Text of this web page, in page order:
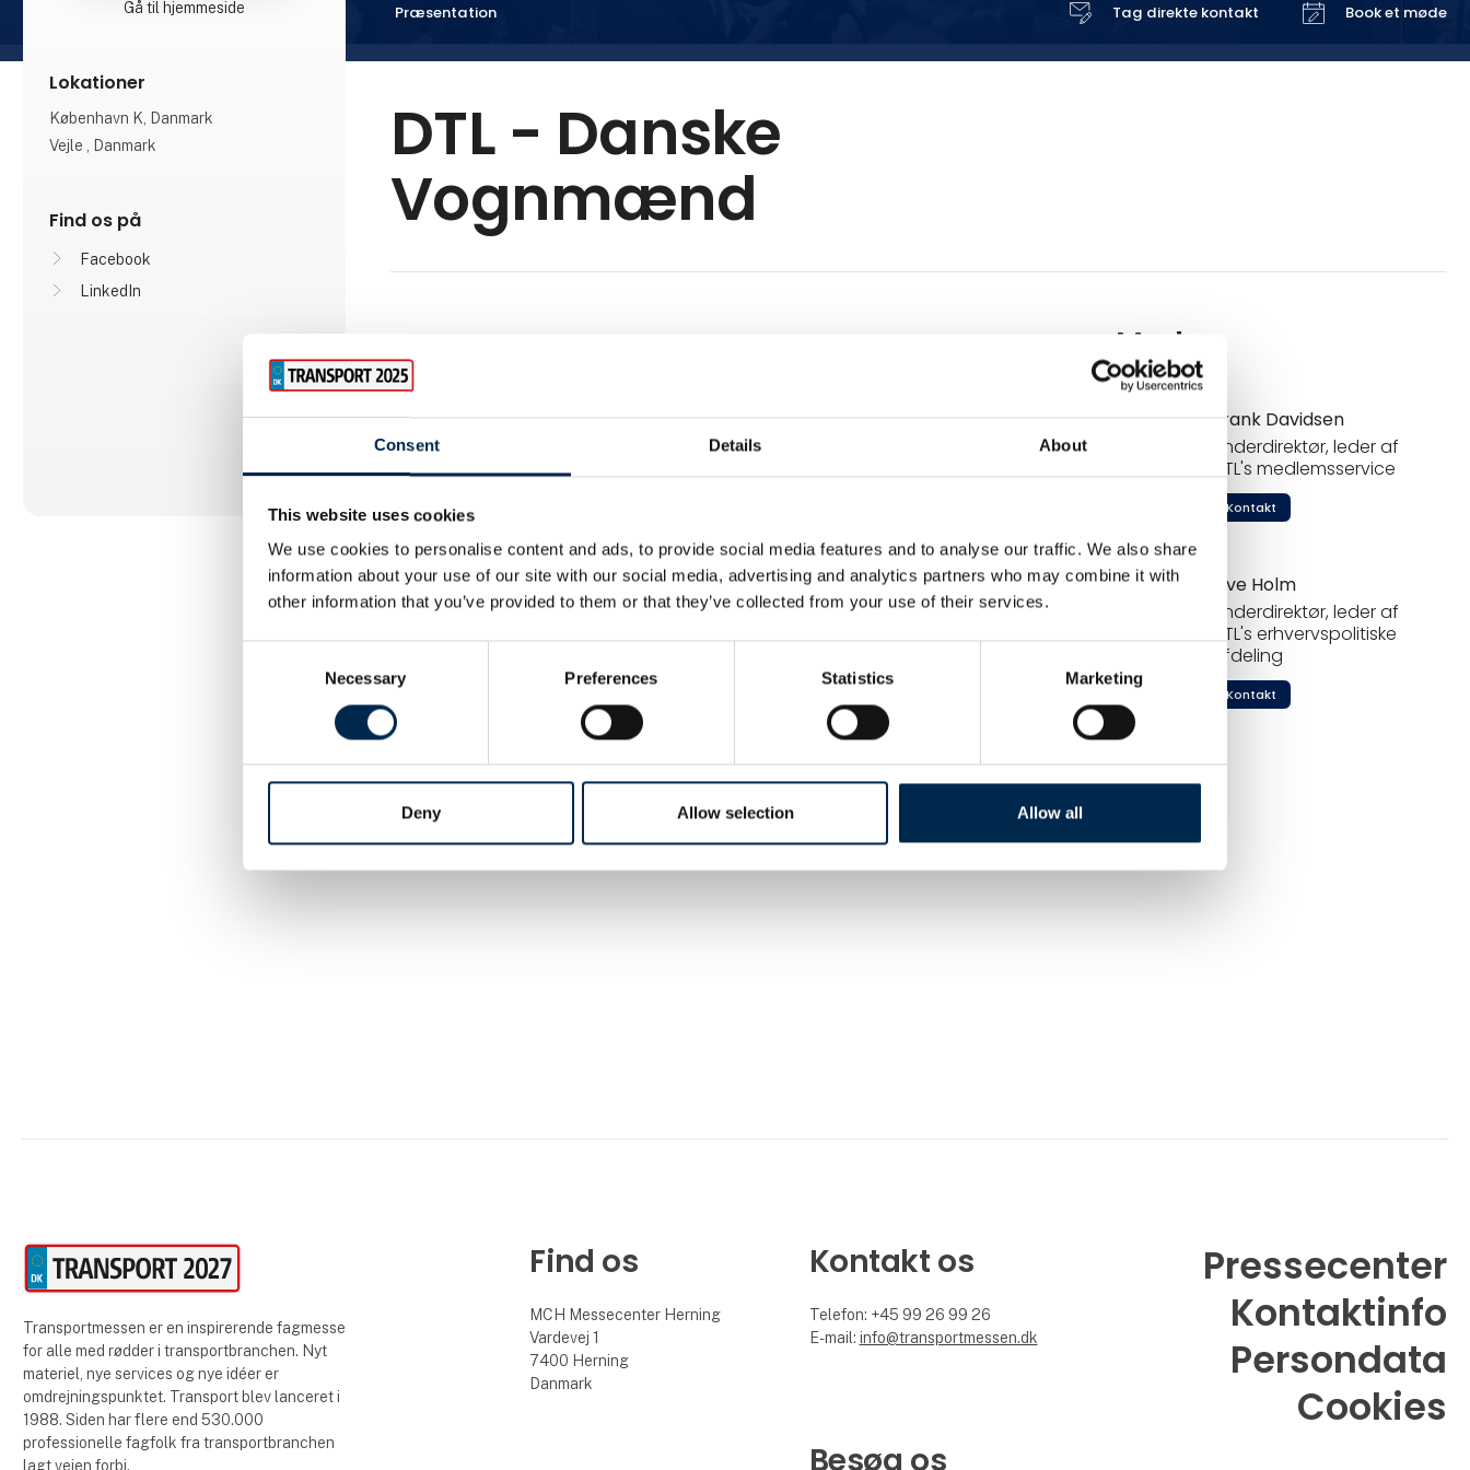
Consent Details About
This website uses cookies
We use cookies to personalise content and ads, to provide social media features and to analyse our traffic. We also share
information about your use of our site with our social media, advertising and analytics partners who may combine it with
other information that you’ve provided to them or that they’ve collected from your use of their services.
Necessary Preferences Statistics Marketing
Deny Allow selection Allow all
Præsentation Tag direkte kontakt Book et møde
Gå til hjemmeside
Lokationer
København K, Danmark
Vejle , Danmark
Find os på
Facebook
LinkedIn
DTL - Danske
Vognmænd
DTL står for Dansk Transport og Logistik. Vi er en brancheorganisation for det
danske transporterhverv på vej. DTL taler medlemmernes politiske sager lokalt,
nationalt og i EU. Vi hjælper medlemmerne med alt lige fra lovgivning til konkrete
opgaver ude i virksomhederne. DTL er også arbejdsgiverforening for den danske
transportbranche.
Mød os
Frank Davidsen
Underdirektør, leder af
DTL's medlemsservice
Kontakt
Ove Holm
Underdirektør, leder af
DTL's erhvervspolitiske
afdeling
Kontakt
Transportmessen er en inspirerende fagmesse
for alle med rødder i transportbranchen. Nyt
materiel, nye services og nye idéer er
omdrejningspunktet. Transport blev lanceret i
1988. Siden har flere end 530.000
professionelle fagfolk fra transportbranchen
lagt vejen forbi.
Find os
MCH Messecenter Herning
Vardevej 1
7400 Herning
Danmark
Kontakt os
Telefon: +45 99 26 99 26
E-mail: info@transportmessen.dk
Besøg os
Pressecenter
Kontaktinfo
Persondata
Cookies